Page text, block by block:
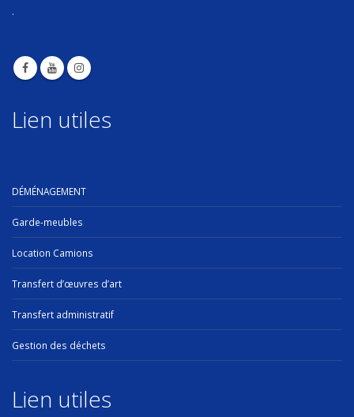
.
Lien utiles
DÉMÉNAGEMENT
Garde-meubles
Location Camions
Transfert d’œuvres d’art
Transfert administratif
Gestion des déchets
Lien utiles